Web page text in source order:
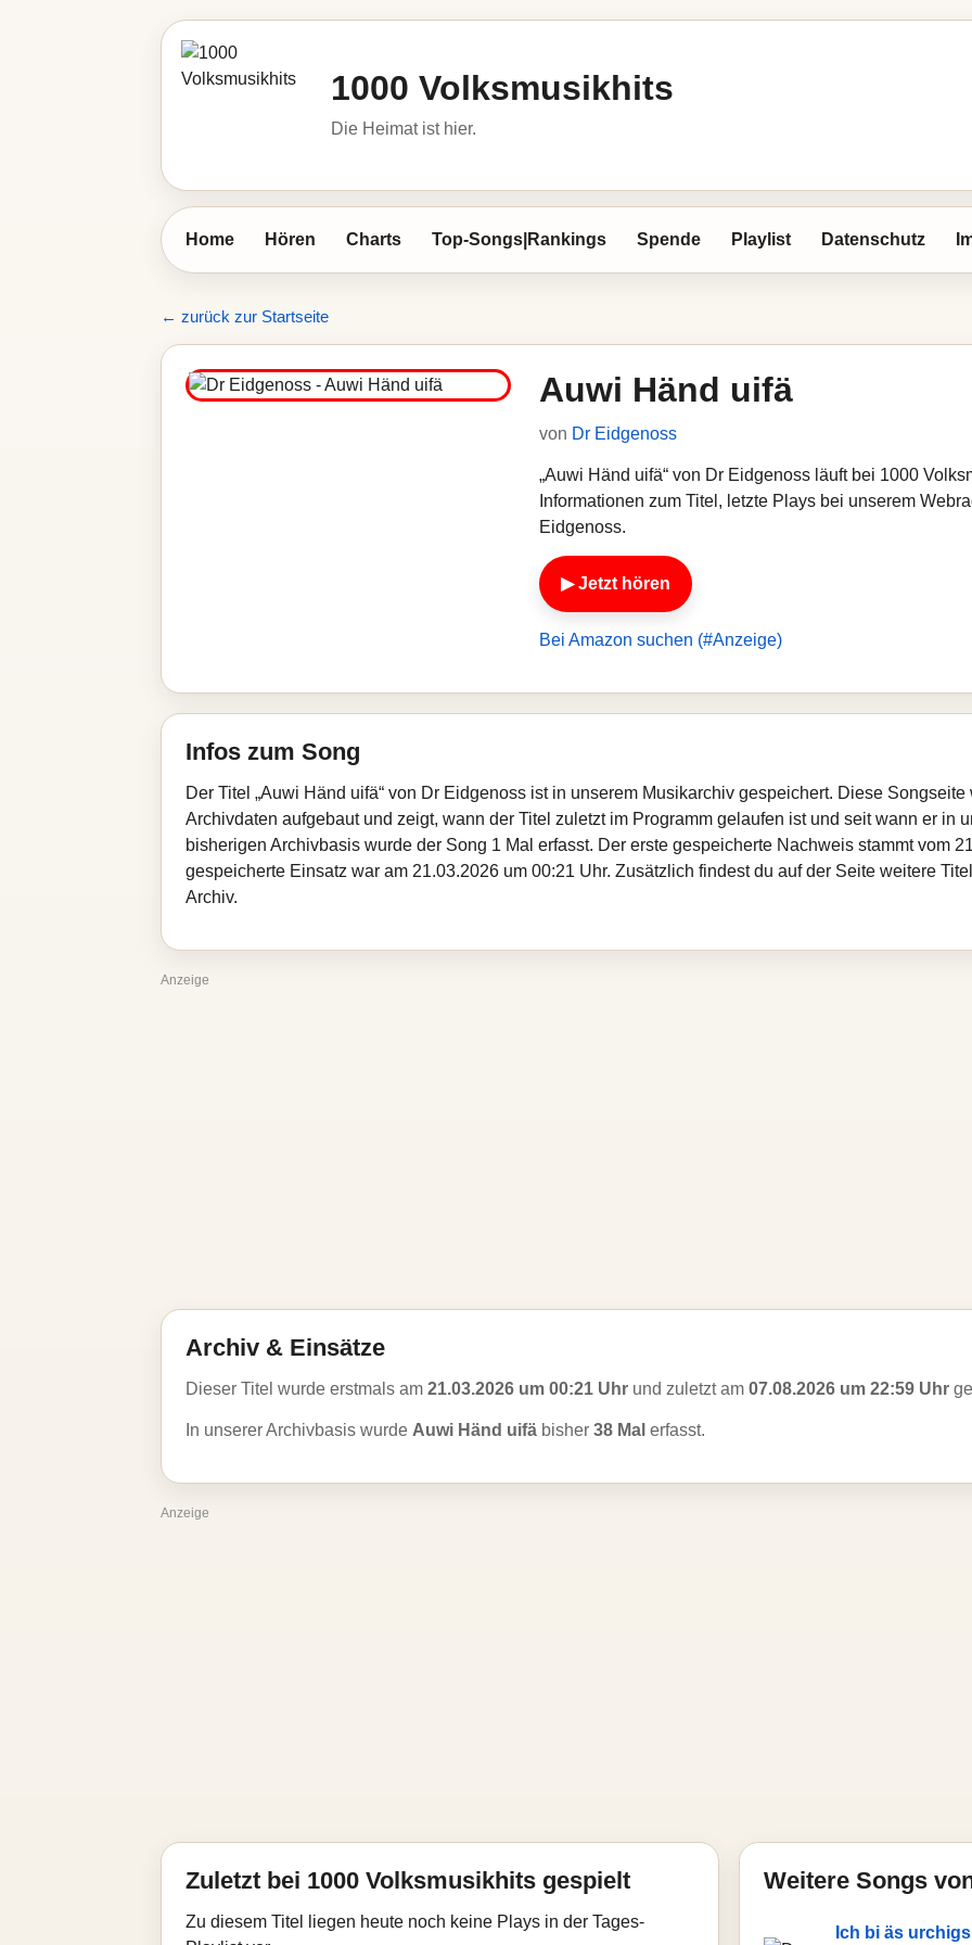
1000 Volksmusikhits
Die Heimat ist hier.
Home Hören Charts Top-Songs|Rankings Spende Playlist Datenschutz
← zurück zur Startseite
Auwi Händ uifä
von Dr Eidgenoss
„Auwi Händ uifä“ von Dr Eidgenoss läuft bei 1000
Informationen zum Titel, letzte Plays bei unserem
Eidgenoss.
▶ Jetzt hören
Bei Amazon suchen (#Anzeige)
Infos zum Song
Der Titel „Auwi Händ uifä“ von Dr Eidgenoss ist in unserem Musikarchiv gespeichert. Diese
Archivdaten aufgebaut und zeigt, wann der Titel zuletzt im Programm gelaufen ist und seit wann er in
bisherigen Archivbasis wurde der Song 1 Mal erfasst. Der erste gespeicherte Nachweis stammt vom
gespeicherte Einsatz war am 21.03.2026 um 00:21 Uhr. Zusätzlich findest du auf der Seite weitere
Archiv.
Anzeige
Archiv & Einsätze
Dieser Titel wurde erstmals am 21.03.2026 um 00:21 Uhr und zuletzt am 07.08.2026 um 22:59 Uhr
In unserer Archivbasis wurde Auwi Händ uifä bisher 38 Mal erfasst.
Anzeige
Zuletzt bei 1000 Volksmusikhits gespielt
Zu diesem Titel liegen heute noch keine Plays in der Tages-
Weitere Songs
Ich bi äs